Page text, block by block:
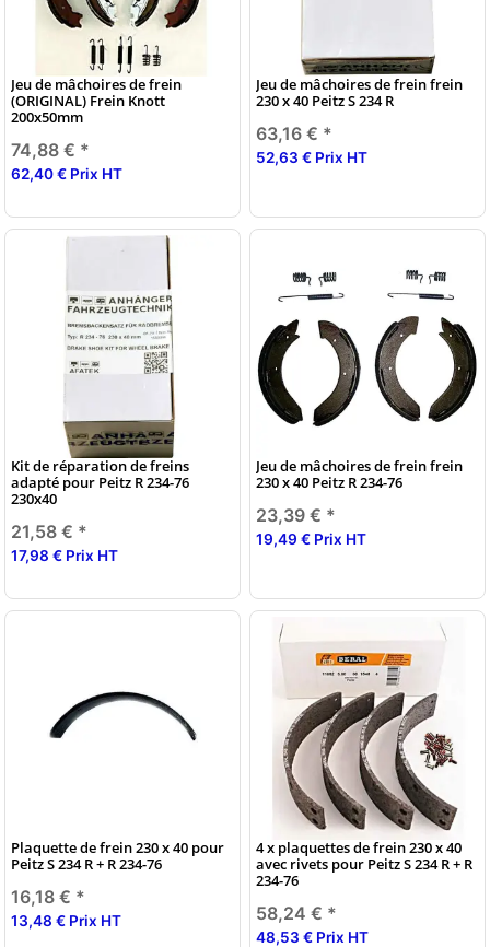
Jeu de mâchoires de frein
(ORIGINAL) Frein Knott
200x50mm
74,88 € *
62,40 € Prix HT
Jeu de mâchoires de frein frein
230 x 40 Peitz S 234 R
63,16 € *
52,63 € Prix HT
Kit de réparation de freins
adapté pour Peitz R 234-76
230x40
21,58 € *
17,98 € Prix HT
Jeu de mâchoires de frein frein
230 x 40 Peitz R 234-76
23,39 € *
19,49 € Prix HT
Plaquette de frein 230 x 40 pour
Peitz S 234 R + R 234-76
16,18 € *
13,48 € Prix HT
4 x plaquettes de frein 230 x 40
avec rivets pour Peitz S 234 R + R
234-76
58,24 € *
48,53 € Prix HT